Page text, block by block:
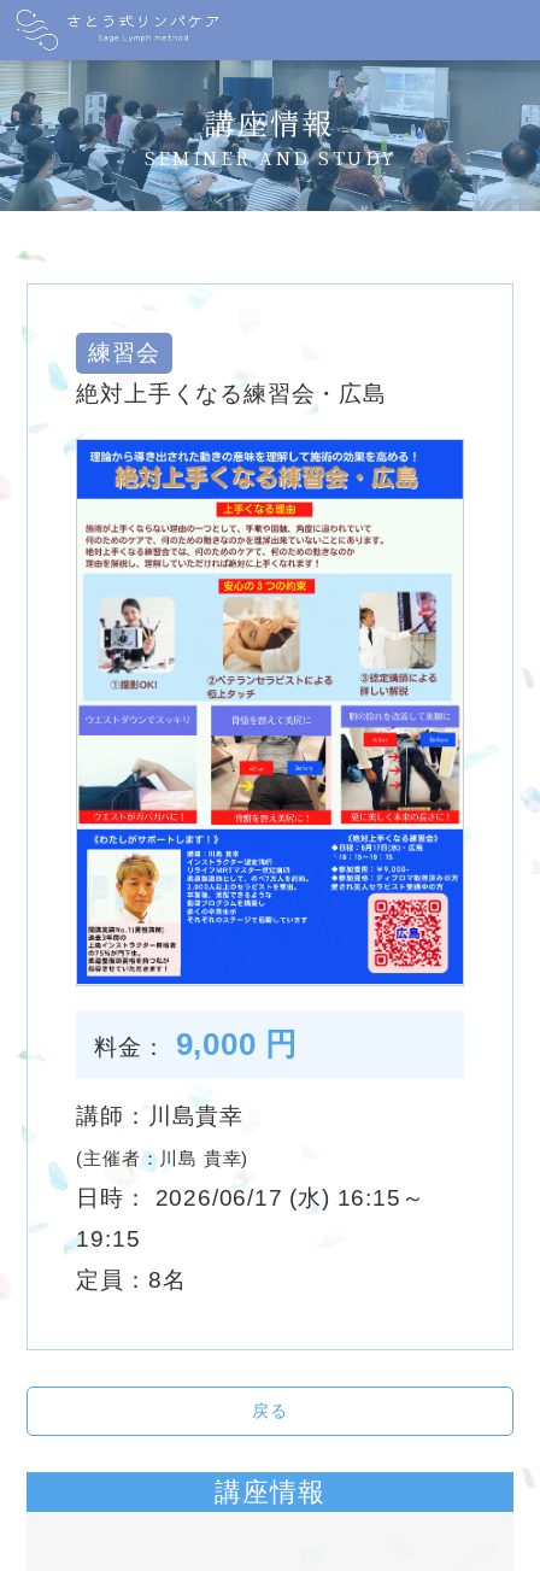
講座情報
SEMINER AND STUDY
練習会
絶対上手くなる練習会・広島
料金： 9,000 円
講師：川島貴幸
(主催者：川島 貴幸)
日時： 2026/06/17 (水) 16:15～
19:15
定員：8名
戻る
講座情報